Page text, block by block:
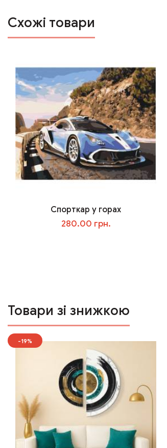
Схожі товари
Спорткар у горах
280.00 грн.
Товари зі знижкою
-19%